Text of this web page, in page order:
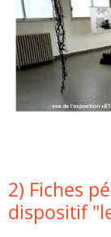
2) Fiches
dispositif